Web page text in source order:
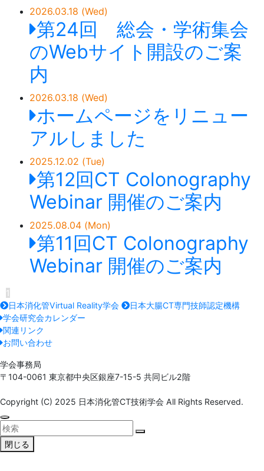
2026.03.18 (Wed)
第24回 総会・学術集会
のWebサイト開設のご案
内
2026.03.18 (Wed)
ホームページをリニュー
アルしました
2025.12.02 (Tue)
第12回CT Colonography
Webinar 開催のご案内
2025.08.04 (Mon)
第11回CT Colonography
Webinar 開催のご案内
1
日本消化管Virtual Reality学会
日本大腸CT専門技師認定機構
学会研究会カレンダー
関連リンク
お問い合わせ
学会事務局
〒104-0061 東京都中央区銀座7-15-5 共同ビル2階
Copyright (C) 2025 日本消化管CT技術学会 All Rights Reserved.
閉じる